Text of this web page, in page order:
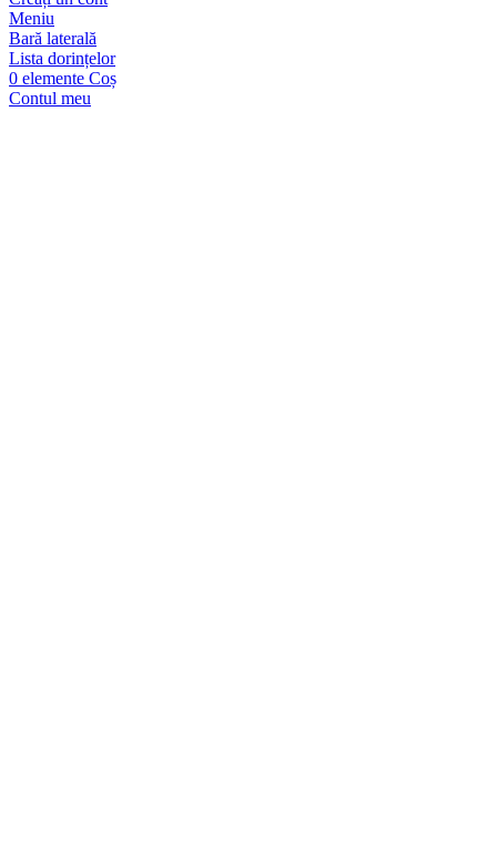
Meniu
Bară laterală
Lista dorințelor
0 elemente Coș
Contul meu